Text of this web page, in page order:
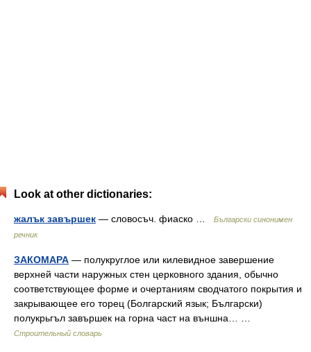
Look at other dictionaries:
жалък завършек — словосъч. фиаско …
Български синонимен
речник
ЗАКОМАРА — полукруглое или килевидное завершение
верхней части наружных стен церковного здания, обычно
соответствующее форме и очертаниям сводчатого покрытия и
закрывающее его торец (Болгарский язык; Български)
полукрьгъл завършек на горна част на външна… …
Строительный словарь